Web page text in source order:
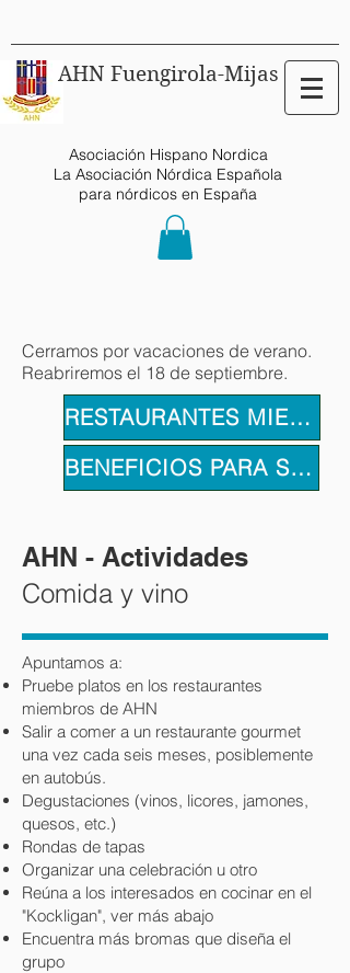
AHN Fuengirola-Mijas
Asociación Hispano Nordica
La Asociación Nórdica Española
para nórdicos en España
Cerramos por vacaciones de verano.
Reabriremos el 18 de septiembre.
RESTAURANTES MIEMBROS
BENEFICIOS PARA SOCIOS
AHN - Actividades
Comida y vino
Apuntamos a:
Pruebe platos en los restaurantes
miembros de AHN
Salir a comer a un restaurante gourmet
una vez cada seis meses, posiblemente
en autobús.
Degustaciones (vinos, licores, jamones,
quesos, etc.)
Rondas de tapas
Organizar una celebración u otro
Reúna a los interesados en cocinar en el
"Kockligan", ver más abajo
Encuentra más bromas que diseña el
grupo